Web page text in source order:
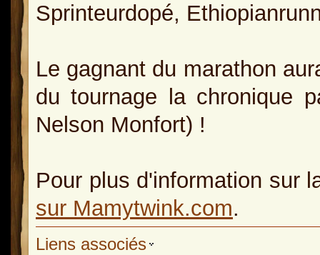
Sprinteurdopé,
Le gagnant du marathon
du tournage la chronique
Nelson Monfort) !
Pour plus d'information sur
sur Mamytwink.com.
Liens associés